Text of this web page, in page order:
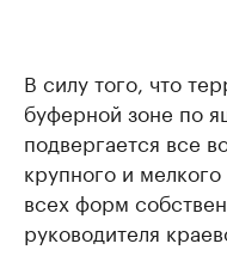
В силу того, что
буферной зоне по
подвергается все
крупного и мелкого
всех форм
руководителя